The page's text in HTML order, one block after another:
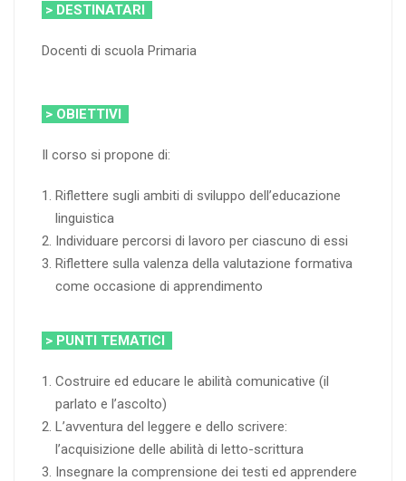
> DESTINATARI
Docenti di scuola Primaria
> OBIETTIVI
Il corso si propone di:
Riflettere sugli ambiti di sviluppo dell’educazione
linguistica
Individuare percorsi di lavoro per ciascuno di essi
Riflettere sulla valenza della valutazione formativa
come occasione di apprendimento
> PUNTI TEMATICI
Costruire ed educare le abilità comunicative (il
parlato e l’ascolto)
L’avventura del leggere e dello scrivere:
l’acquisizione delle abilità di letto-scrittura
Insegnare la comprensione dei testi ed apprendere